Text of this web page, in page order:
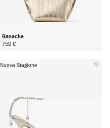
Ganache
750 €
Nuova Stagione